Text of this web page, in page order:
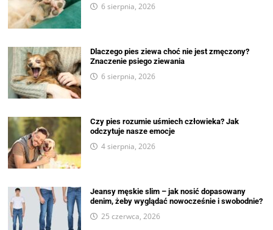
6 sierpnia, 2026
Dlaczego pies ziewa choć nie jest zmęczony?
Znaczenie psiego ziewania
6 sierpnia, 2026
Czy pies rozumie uśmiech człowieka? Jak
odczytuje nasze emocje
4 sierpnia, 2026
Jeansy męskie slim – jak nosić dopasowany
denim, żeby wyglądać nowocześnie i swobodnie?
25 czerwca, 2026